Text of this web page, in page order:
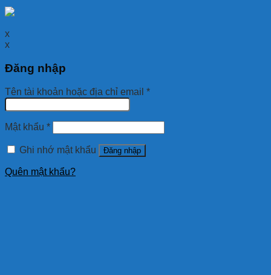
x
x
Đăng nhập
Tên tài khoản hoặc địa chỉ email *
Mật khẩu *
Ghi nhớ mật khẩu Đăng nhập
Quên mật khẩu?